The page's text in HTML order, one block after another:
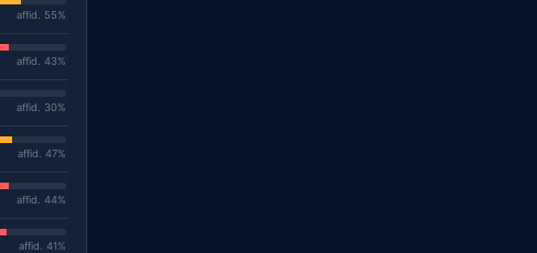
affid. 55%
affid. 43%
affid. 30%
affid. 47%
affid. 44%
affid. 41%